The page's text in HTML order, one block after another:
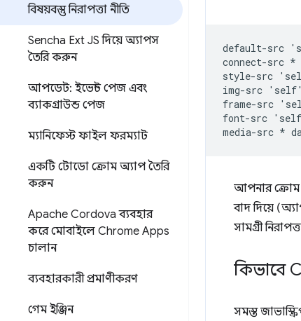
বিষয়বস্তু নিরাপত্তা নীতি
Sencha Ext JS দিয়ে অ্যাপস
তৈরি করুন
আপডেট: ইভেন্ট পেজ এবং
ব্যাকগ্রাউন্ড পেজ
ম্যানিফেস্ট ফাইল ফরম্যাট
একটি টোডো ক্রোম অ্যাপ তৈরি
করুন
Apache Cordova ব্যবহার
করে মোবাইলে Chrome Apps
চালান
ব্যবহারকারী প্রমাণীকরণ
গেম ইঞ্জিন
default-src
connect-src
style-src
img-src
frame-src
font-src
আপনার ক্রোম
বাদ দিয়ে
সামগ্রী
কিভাবে
সমস্ত